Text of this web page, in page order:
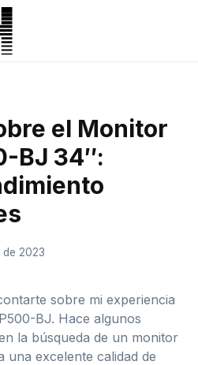
el Monitor
BJ 34″:
de 2023
sobre mi experiencia
BJ. Hace algunos
la búsqueda de un monitor
una excelente calidad de